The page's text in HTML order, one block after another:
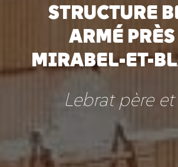
STRUCTURE
ARMÉ
MIRABEL-ET-
Lebrat père